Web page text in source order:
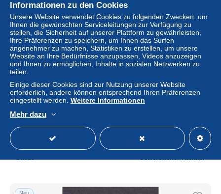
Neu
NEWFOUNDLAND CANADA 1870, SG# 32, CV £48,
± 19,42 $
Informationen zu den Cookies
Unsere Website verwendet Cookies zu folgenden Zwecken: um
Ihnen die gewünschten Serviceleitungen zur Verfügung zu
stellen, die Sicherheit auf unserer Plattform zu gewährleisten,
Ihre Präferenzen zu speichern, um Ihnen das Surfen
angenehmer zu machen, Statistiken zu erstellen, um unsere
Website an Ihre Bedürfnisse anzupassen, Videos anzuzeigen
und Ihnen zu ermöglichen, Inhalte in sozialen Netzwerken zu
teilen.
Einige dieser Cookies sind zur Nutzung unserer Website
erforderlich, andere können entsprechend Ihren Präferenzen
eingestellt werden. Weitere Informationen
Mehr dazu